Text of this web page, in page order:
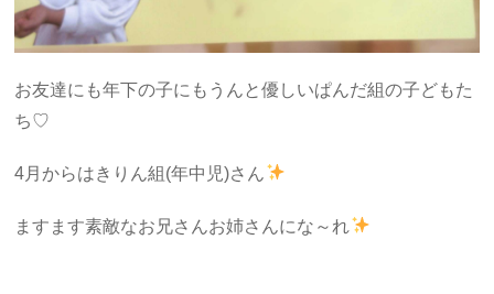
お友達にも年下の子にもうんと優しいぱんだ組の子どもた
ち♡
4月からはきりん組(年中児)さん
ますます素敵なお兄さんお姉さんにな～れ